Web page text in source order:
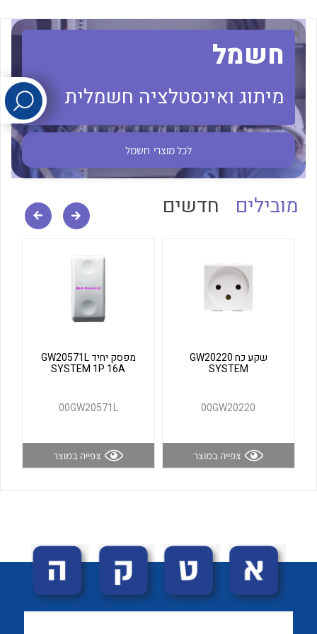
לכל מוצרי היצרן
לכל מוצרי היצרן לכל מוצרי היצרן
חשמל
מיתוג ואינסטלציה חשמלית
לכל מוצרי חשמל
מובילים חדשים
שקע כח GW20220
SYSTEM
00GW20220
צפייה במוצר
מפסק יחיד GW20571L
SYSTEM 1P 16A
00GW20571L
צפייה במוצר